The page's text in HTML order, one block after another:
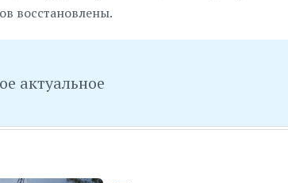
восстановлены.
актуальное